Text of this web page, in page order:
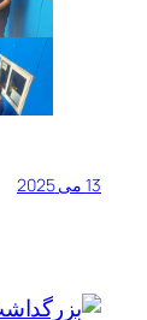
13 می 2025